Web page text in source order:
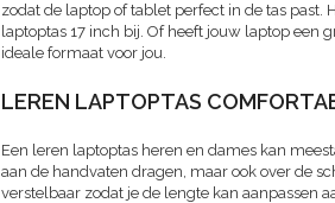
zodat de laptop of tablet perfect in de tas past.
laptoptas 17 inch bij. Of heeft jouw laptop een
ideale formaat voor jou.
LEREN LAPTOPTAS
Een leren laptoptas heren en dames kan
aan de handvaten dragen, maar ook over de
verstelbaar zodat je de lengte kan aanpassen